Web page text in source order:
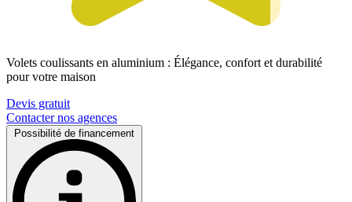
Volets coulissants en aluminium : Élégance, confort et durabilité
pour votre maison
Devis gratuit
Contacter nos agences
Possibilité de financement